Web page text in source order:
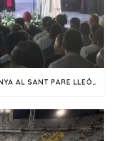
L’ORDE DE LA MERCÈ ACOMPANYA AL SANT PARE LLEÓ XIV EN LA SEVA VISITA A CATALUNYA